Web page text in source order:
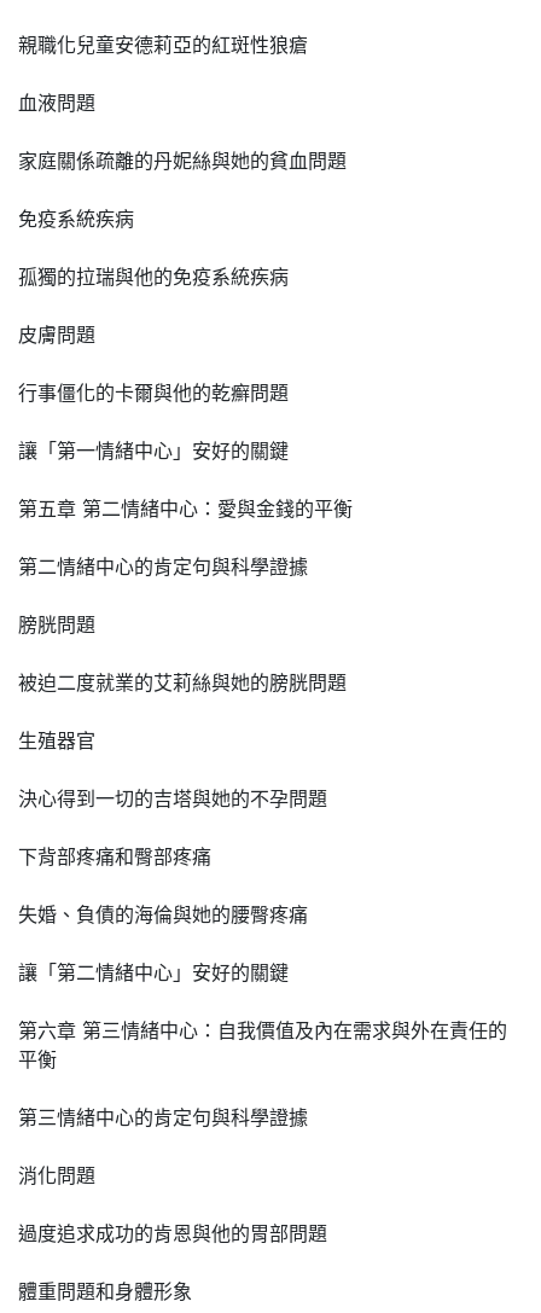
親職化兒童安德莉亞的紅斑性狼瘡
血液問題
家庭關係疏離的丹妮絲與她的貧血問題
免疫系統疾病
孤獨的拉瑞與他的免疫系統疾病
皮膚問題
行事僵化的卡爾與他的乾癬問題
讓「第一情緒中心」安好的關鍵
第五章 第二情緒中心：愛與金錢的平衡
第二情緒中心的肯定句與科學證據
膀胱問題
被迫二度就業的艾莉絲與她的膀胱問題
生殖器官
決心得到一切的吉塔與她的不孕問題
下背部疼痛和臀部疼痛
失婚、負債的海倫與她的腰臀疼痛
讓「第二情緒中心」安好的關鍵
第六章 第三情緒中心：自我價值及內在需求與外在責任的
平衡
第三情緒中心的肯定句與科學證據
消化問題
過度追求成功的肯恩與他的胃部問題
體重問題和身體形象